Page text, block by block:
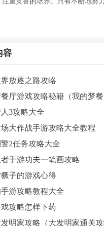
容
放逐之路攻略
厅游戏攻略秘籍（我的梦餐
3攻略大全
大作战手游攻略大全教程
2任务攻略大全
手游功夫一笔画攻略
子的游戏心得
游攻略教程大全
攻略怎样下药
明家攻略（大发明家通关攻